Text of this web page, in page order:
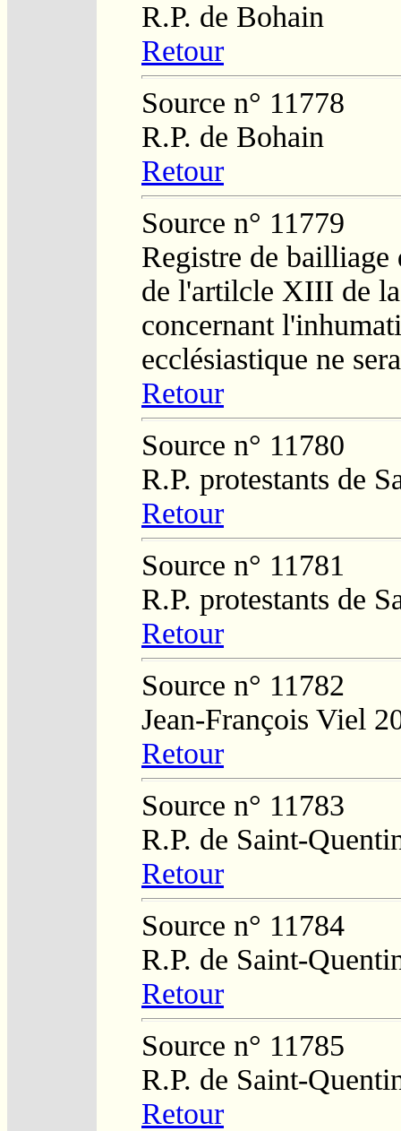
R.P. de Bohain
Retour
Source n° 11778
R.P. de Bohain
Retour
Source n° 11779
Registre de
de l'artilcle XIII de
concernant
ecclésiastique ne
Retour
Source n° 11780
R.P. protestants de
Retour
Source n° 11781
R.P. protestants de
Retour
Source n° 11782
Jean-François Viel
Retour
Source n° 11783
R.P. de Saint-
Retour
Source n° 11784
R.P. de Saint-
Retour
Source n° 11785
R.P. de Saint-
Retour